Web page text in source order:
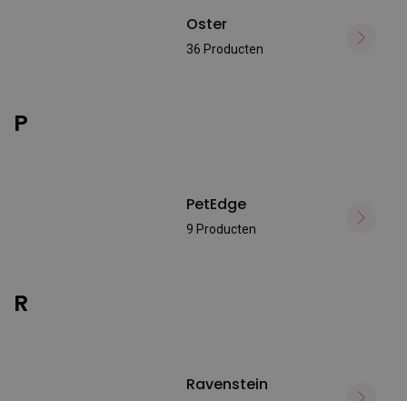
Oster
36 Producten
P
PetEdge
9 Producten
R
Ravenstein